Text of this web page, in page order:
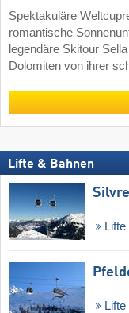
Spektakuläre
romantische
legendäre Skitour
Dolomiten von ihrer
Lifte & Bahnen
Lifte
Lifte